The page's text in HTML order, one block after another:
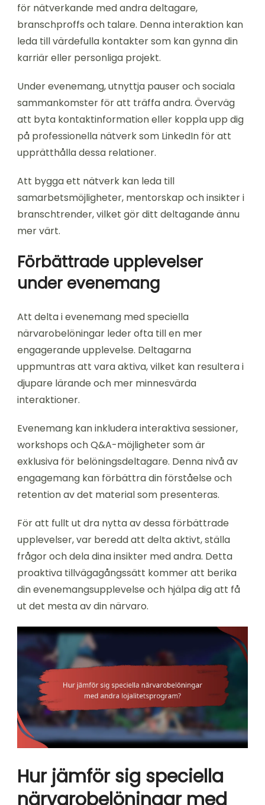
för nätverkande med andra deltagare,
branschproffs och talare. Denna interaktion kan
leda till värdefulla kontakter som kan gynna din
karriär eller personliga projekt.
Under evenemang, utnyttja pauser och sociala
sammankomster för att träffa andra. Överväg
att byta kontaktinformation eller koppla upp dig
på professionella nätverk som LinkedIn för att
upprätthålla dessa relationer.
Att bygga ett nätverk kan leda till
samarbetsmöjligheter, mentorskap och insikter i
branschtrender, vilket gör ditt deltagande ännu
mer värt.
Förbättrade upplevelser
under evenemang
Att delta i evenemang med speciella
närvarobelöningar leder ofta till en mer
engagerande upplevelse. Deltagarna
uppmuntras att vara aktiva, vilket kan resultera i
djupare lärande och mer minnesvärda
interaktioner.
Evenemang kan inkludera interaktiva sessioner,
workshops och Q&A-möjligheter som är
exklusiva för belöningsdeltagare. Denna nivå av
engagemang kan förbättra din förståelse och
retention av det material som presenteras.
För att fullt ut dra nytta av dessa förbättrade
upplevelser, var beredd att delta aktivt, ställa
frågor och dela dina insikter med andra. Detta
proaktiva tillvägagångssätt kommer att berika
din evenemangsupplevelse och hjälpa dig att få
ut det mesta av din närvaro.
Hur jämför sig speciella
närvarobelöningar med